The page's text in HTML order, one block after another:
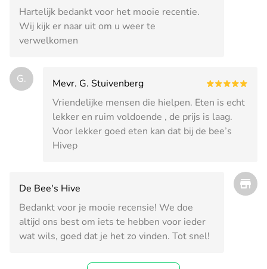
Hartelijk bedankt voor het mooie recentie.
Wij kijk er naar uit om u weer te
verwelkomen
G.
Mevr. G. Stuivenberg
Vriendelijke mensen die hielpen. Eten is echt
lekker en ruim voldoende , de prijs is laag.
Voor lekker goed eten kan dat bij de bee’s
Hivep
De Bee's Hive
Bedankt voor je mooie recensie! We doe
altijd ons best om iets te hebben voor ieder
wat wils, goed dat je het zo vinden. Tot snel!